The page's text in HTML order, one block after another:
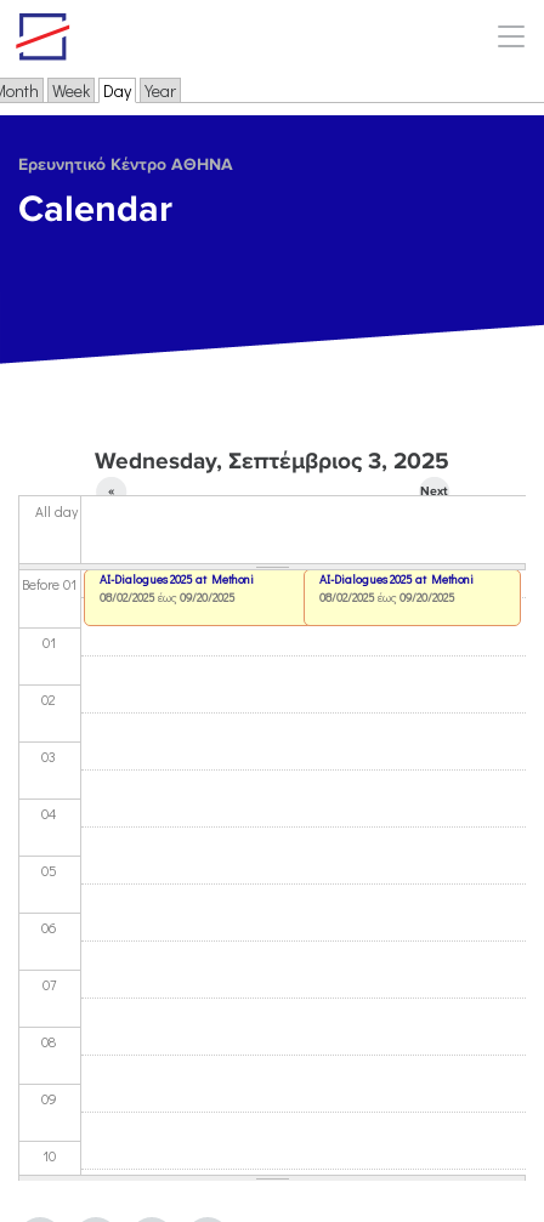
Skip to main content
Primary tabs
Week Day(active tab)
Year
Ερευνητικό Κέντρο ΑΘΗΝΑ
Calendar
Wednesday, Σεπτέμβριος 3, 2025
«
Next
All day
Before 01
01
02
03
04
05
06
07
08
09
10
AI-Dialogues 2025 at Methoni
08/02/2025έως 09/20/2025
AI-Dialogues 2025 at Methoni
08/02/2025έως 09/20/2025